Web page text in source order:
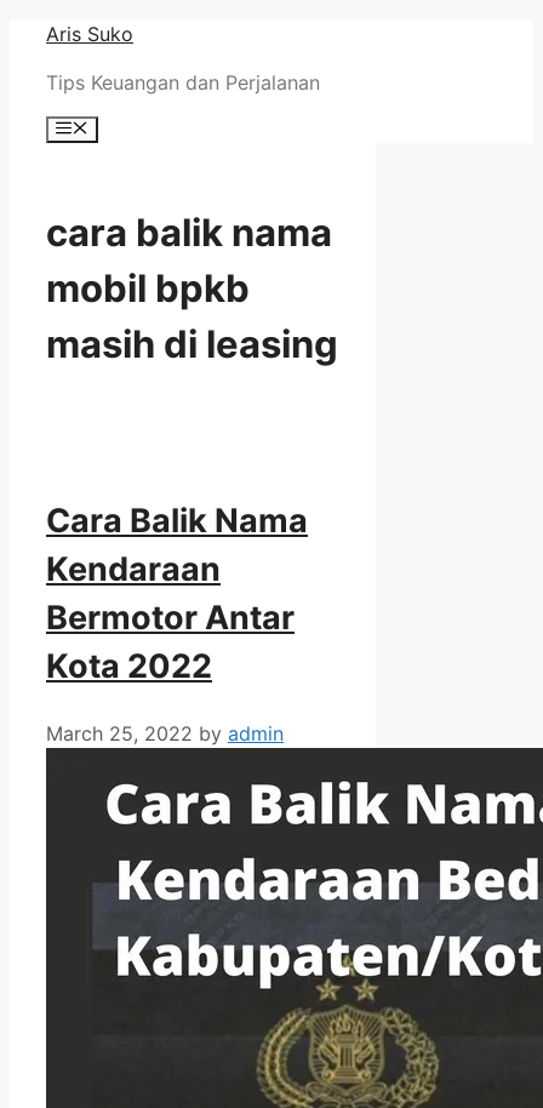
Skip
content
Aris Suko
Tips Keuangan dan Perjalanan
Menu
cara balik nama
mobil bpkb
masih di leasing
Cara Balik Nama
Kendaraan
Bermotor Antar
Kota 2022
March 25, 2022 by admin